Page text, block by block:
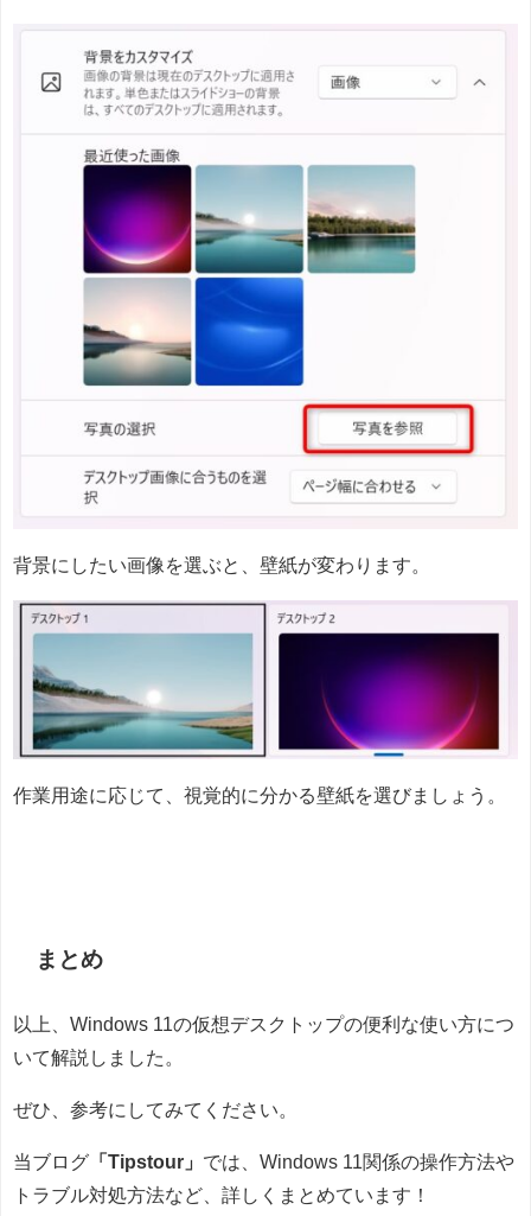
背景にしたい画像を選ぶと、壁紙が変わります。
作業用途に応じて、視覚的に分かる壁紙を選びましょう。
まとめ
以上、Windows 11の仮想デスクトップの便利な使い方につ
いて解説しました。
ぜひ、参考にしてみてください。
当ブログ 「Tipstour」 では、Windows 11関係の操作方法や
トラブル対処方法など、詳しくまとめています！